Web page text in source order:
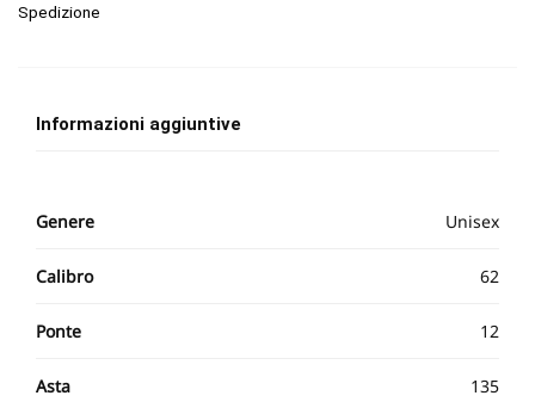
Spedizione
Informazioni aggiuntive
Genere Unisex
Calibro 62
Ponte 12
Asta 135